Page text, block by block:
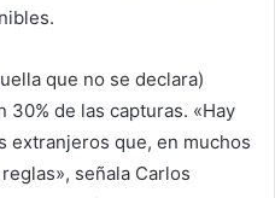
que no se declara)
30% de las capturas. «Hay
extranjeros que, en muchos
señala Carlos